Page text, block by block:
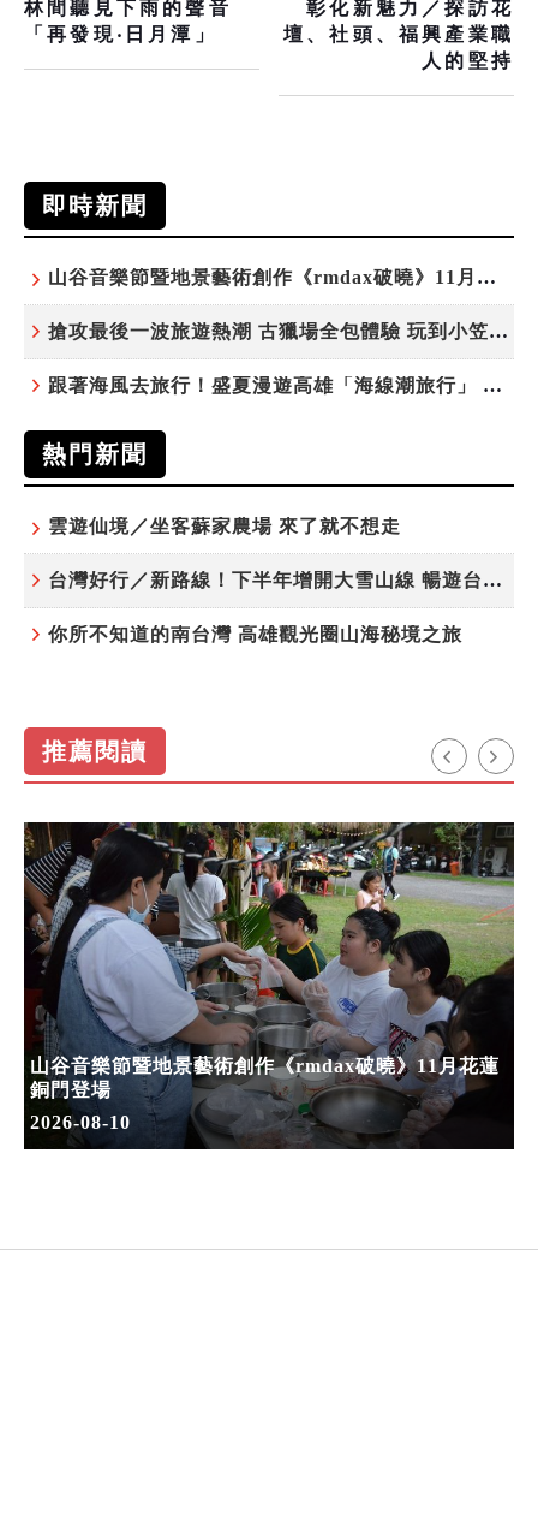
林間聽見下雨的聲音
「再發現‧日月潭」
彰化新魅力／探訪花
壇、社頭、福興產業職
人的堅持
即時新聞
山谷音樂節暨地景藝術創作《rmdax破曉》11月花蓮銅門登場
搶攻最後一波旅遊熱潮 古獵場全包體驗 玩到小笠原夜遊觀星
跟著海風去旅行！盛夏漫遊高雄「海線潮旅行」 五大主題遊程探索漁村魅力
熱門新聞
雲遊仙境／坐客蘇家農場 來了就不想走
台灣好行／新路線！下半年增開大雪山線 暢遊台中更便利
你所不知道的南台灣 高雄觀光圈山海秘境之旅
推薦閱讀
山谷音樂節暨地景藝術創作《rmdax破曉》11月花蓮
銅門登場
2026-08-10